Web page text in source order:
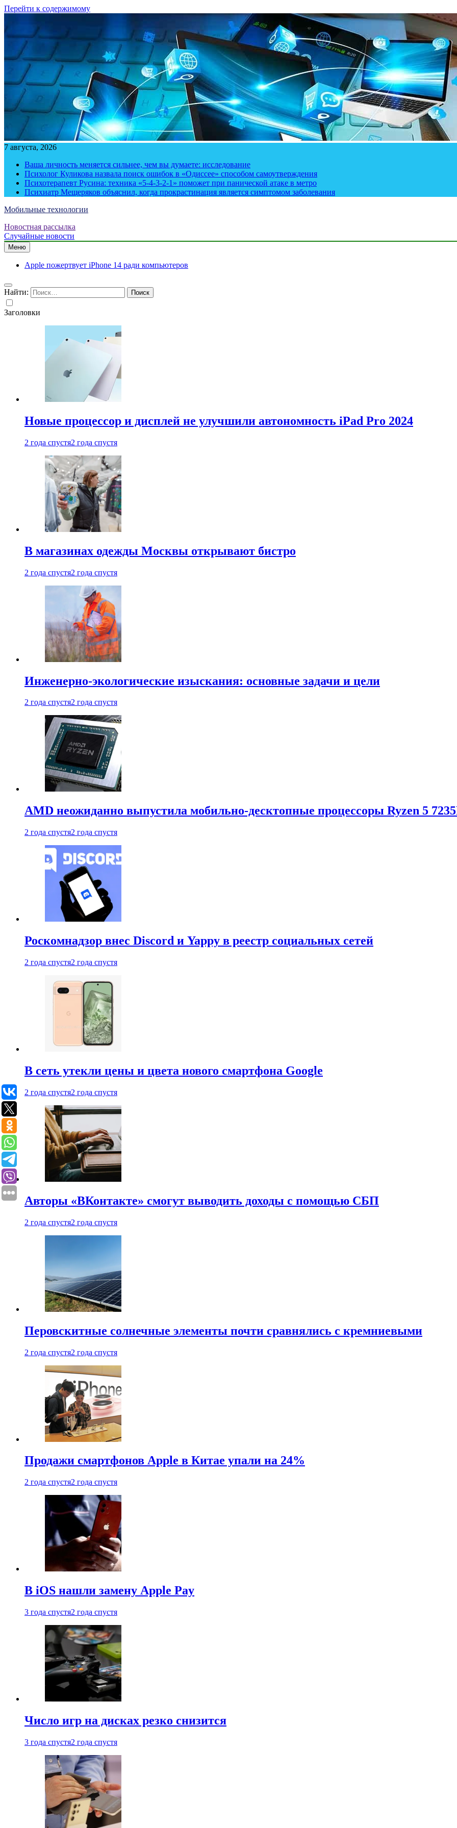
Перейти к содержимому
7 августа, 2026
Ваша личность меняется сильнее, чем вы думаете: исследование
Психолог Куликова назвала поиск ошибок в «Одиссее» способом самоутверждения
Психотерапевт Русина: техника «5-4-3-2-1» поможет при панической атаке в метро
Психиатр Мещеряков объяснил, когда прокрастинация является симптомом заболевания
Мобильные технологии
Новостная рассылка
Случайные новости
Меню
Apple пожертвует iPhone 14 ради компьютеров
Найти:
Заголовки
Новые процессор и дисплей не улучшили автономность iPad Pro 2024
2 года спустя2 года спустя
В магазинах одежды Москвы открывают бистро
2 года спустя2 года спустя
Инженерно-экологические изыскания: основные задачи и цели
2 года спустя2 года спустя
AMD неожиданно выпустила мобильно-десктопные процессоры Ryzen 5
2 года спустя2 года спустя
Роскомнадзор внес Discord и Yappy в реестр социальных сетей
2 года спустя2 года спустя
В сеть утекли цены и цвета нового смартфона Google
2 года спустя2 года спустя
Авторы «ВКонтакте» смогут выводить доходы с помощью СБП
2 года спустя2 года спустя
Перовскитные солнечные элементы почти сравнялись с кремниевыми
2 года спустя2 года спустя
Продажи смартфонов Apple в Китае упали на 24%
2 года спустя2 года спустя
В iOS нашли замену Apple Pay
3 года спустя2 года спустя
Число игр на дисках резко снизится
3 года спустя2 года спустя